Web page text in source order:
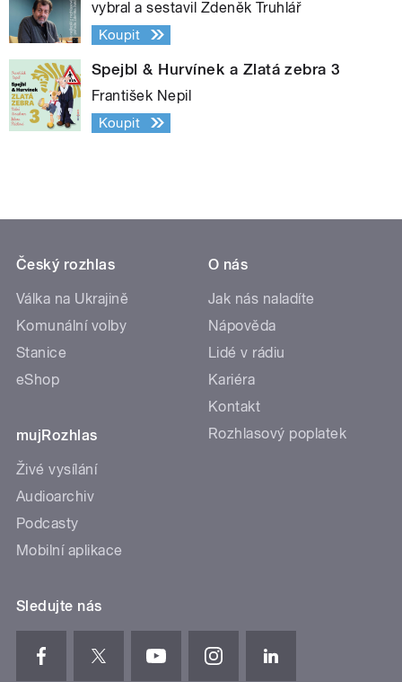
vybral a sestavil Zdeněk Truhlář
Koupit
Spejbl & Hurvínek a Zlatá zebra 3
František Nepil
Koupit
Český rozhlas
Válka na Ukrajině
Komunální volby
Stanice
eShop
mujRozhlas
Živé vysílání
Audioarchiv
Podcasty
Mobilní aplikace
O nás
Jak nás naladíte
Nápověda
Lidé v rádiu
Kariéra
Kontakt
Rozhlasový poplatek
Sledujte nás